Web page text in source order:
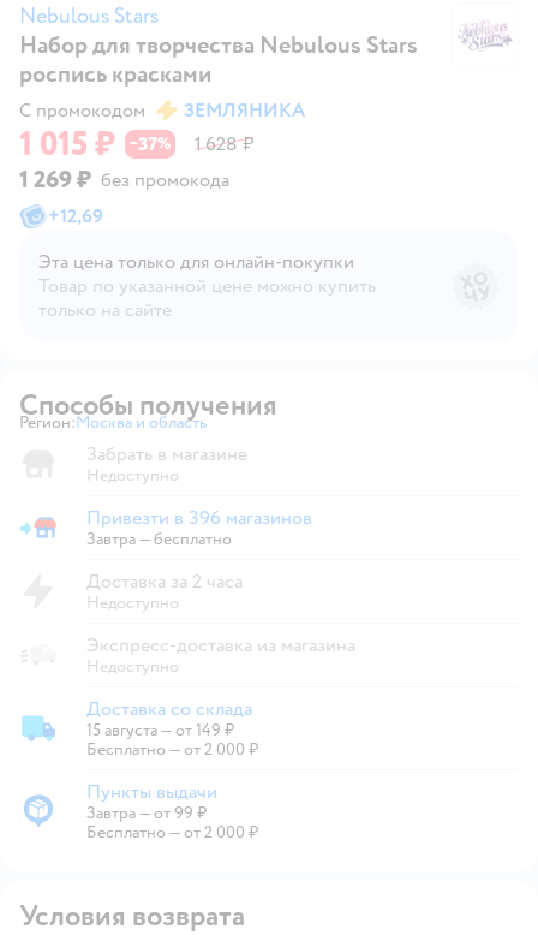
Nebulous Stars
Набор для творчества Nebulous Stars
роспись красками
С промокодом ЗЕМЛЯНИКА
1 015 ₽ −37% 1 628 ₽
1 269 ₽ без промокода
+12,69
Эта цена только для онлайн‑покупки
Товар по указанной цене можно купить
только на сайте
Способы получения
Регион: Выбор адреса доставки.
Москва и область
Забрать в магазине
Недоступно
Привезти в магазин
Привезти в 396 магазинов
Завтра—бесплатно
Доставка за 2 часа
Недоступно
Экспресс-доставка из магазина
Недоступно
Доставка со склада
Доставка со склада
15 августа—от 149 ₽
Бесплатно — от 2 000 ₽
Пункты выдачи
Пункты выдачи
Завтра—от 99 ₽
Бесплатно — от 2 000 ₽
Условия возврата